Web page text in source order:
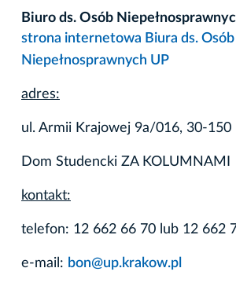
Biuro ds. Osób
strona internetowa Biura ds. Osób
Niepełnosprawnych UP
adres:
ul. Armii Krajowej 9a/016, 30-150
Dom Studencki ZA KOLUMNAMI
kontakt:
telefon: 12 662 66 70 lub 12 662
e-mail: bon@up.krakow.pl